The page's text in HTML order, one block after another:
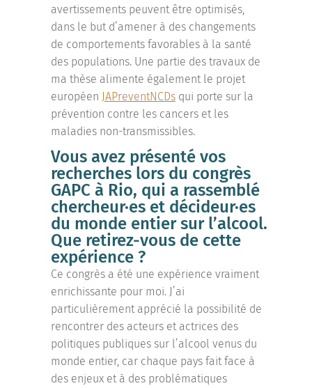
avertissements peuvent être optimisés,
dans le but d’amener à des changements
de comportements favorables à la santé
des populations. Une partie des travaux de
ma thèse alimente également le projet
européen JAPreventNCDsqui porte sur la
prévention contre les cancers et les
maladies non-transmissibles.
Vous avez présenté vos
recherches lors du congrès
GAPC à Rio, qui a rassemblé
chercheur·es et décideur·es
du monde entier sur l’alcool.
Que retirez-vous de cette
expérience ?
Ce congrès a été une expérience vraiment
enrichissante pour moi. J’ai
particulièrement apprécié la possibilité de
rencontrer des acteurs et actrices des
politiques publiques sur l’alcool venus du
monde entier, car chaque pays fait face à
des enjeux et à des problématiques